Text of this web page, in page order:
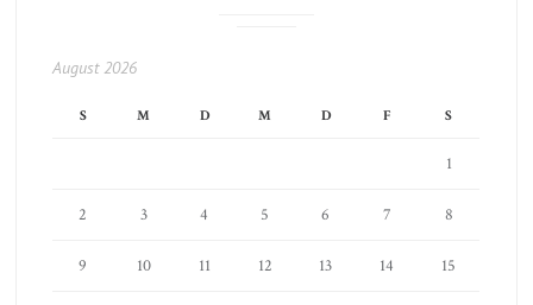
August 2026
S M D M D F S
1
2 3 4 5 6 7 8
9 10 11 12 13 14 15